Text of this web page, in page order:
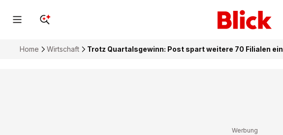
Home Wirtschaft Trotz Quartalsgewinn: Post spart weitere 70 Filialen ein